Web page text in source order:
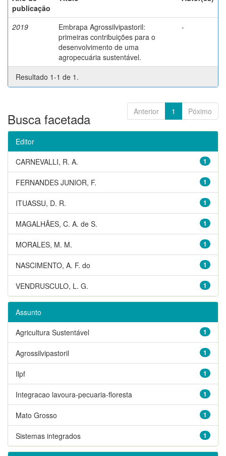
publicação
2019
Embrapa Agrossilvipastoril:
primeiras contribuições para o
desenvolvimento de uma
agropecuária sustentável.
-
Resultado 1-1 de 1.
Anterior 1 Póximo
Busca facetada
Editor
1
CARNEVALLI, R. A.
1
FERNANDES JUNIOR, F.
1
ITUASSU, D. R.
1
MAGALHÃES, C. A. de S.
1
MORALES, M. M.
1
NASCIMENTO, A. F. do
1
VENDRUSCULO, L. G.
Assunto
1
Agricultura Sustentável
1
Agrossilvipastoril
1
Ilpf
1
Integracao lavoura-pecuaria-floresta
1
Mato Grosso
1
Sistemas integrados